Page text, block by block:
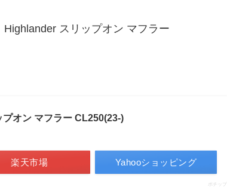
オン マフラー CL250(23-)
楽天市場 Yahooショッピング
ポチップ